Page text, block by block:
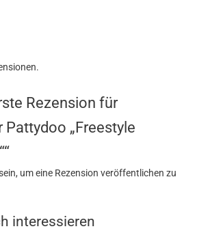
Rezension für
Pattydoo „Freestyle
um eine Rezension veröffentlichen zu
interessieren